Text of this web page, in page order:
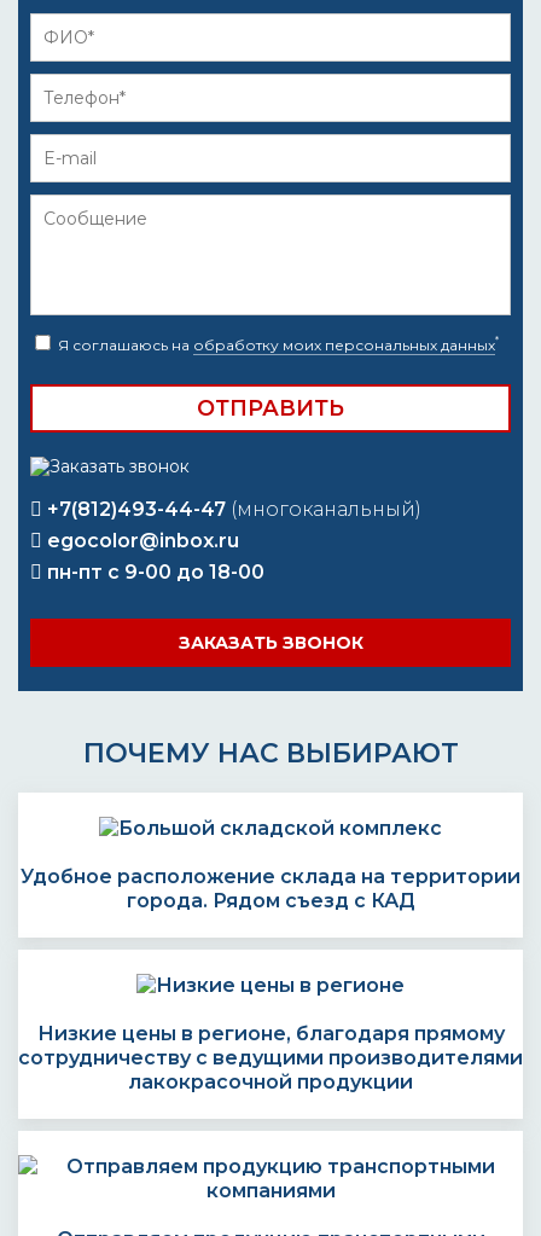
Я соглашаюсь на обработку моих персональных данных*
+7(812)493-44-47 (многоканальный)
egocolor@inbox.ru
пн-пт с 9-00 до 18-00
ЗАКАЗАТЬ ЗВОНОК
ПОЧЕМУ НАС ВЫБИРАЮТ
Удобное расположение склада на территории
города. Рядом съезд с КАД
Низкие цены в регионе, благодаря прямому
сотрудничеству с ведущими производителями
лакокрасочной продукции